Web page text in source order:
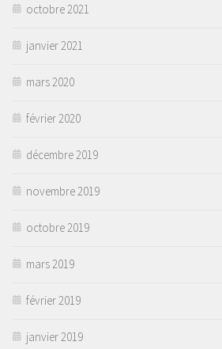
octobre 2021
janvier 2021
mars 2020
février 2020
décembre 2019
novembre 2019
octobre 2019
mars 2019
février 2019
janvier 2019